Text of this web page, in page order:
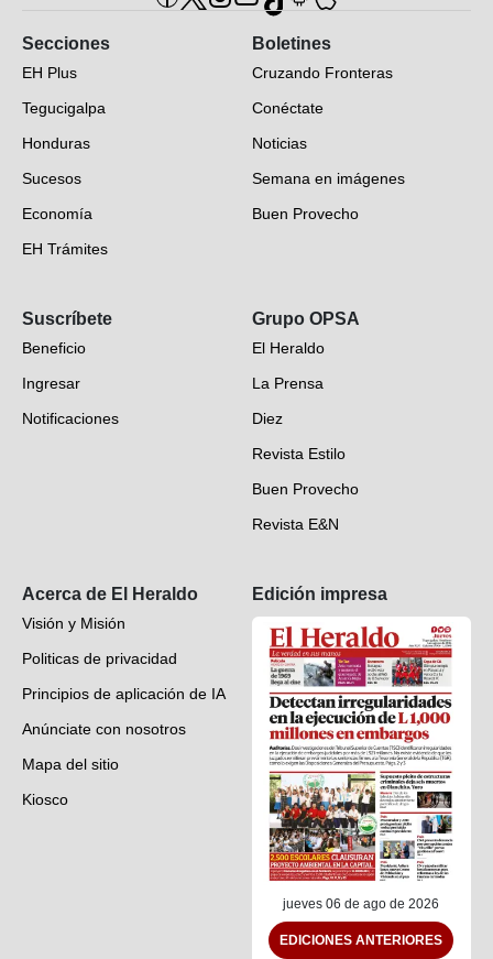
Secciones
EH Plus
Tegucigalpa
Honduras
Sucesos
Economía
EH Trámites
EH Verifica
Fotogalerías
Deportes
Videos
Boletines
Cruzando Fronteras
Conéctate
Noticias
Semana en imágenes
Buen Provecho
Suscríbete
Beneficio
Ingresar
Notificaciones
Grupo OPSA
El Heraldo
La Prensa
Diez
Revista Estilo
Buen Provecho
Revista E&N
Acerca de El Heraldo
Visión y Misión
Politicas de privacidad
Principios de aplicación de IA
Anúnciate con nosotros
Mapa del sitio
Kiosco
Edición impresa
jueves 06 de ago de 2026
EDICIONES ANTERIORES